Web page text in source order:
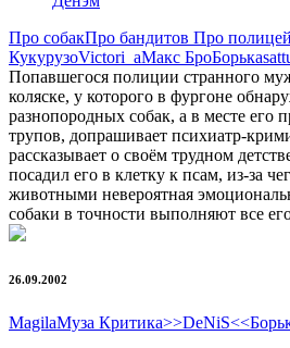
Про собакПро бандитов Про
КукурузоVictori_aМакс БроБорька
Попавшегося полиции странного
коляске, у которого в фургоне
разнопородных собак, а в месте его
трупов, допрашивает психиатр-
рассказывает о своём трудном
посадил его в клетку к псам, из-за
животными невероятная
собаки в точности выполняют все
26.09.2002
MagilaМуза Критика>>DeNiS<<